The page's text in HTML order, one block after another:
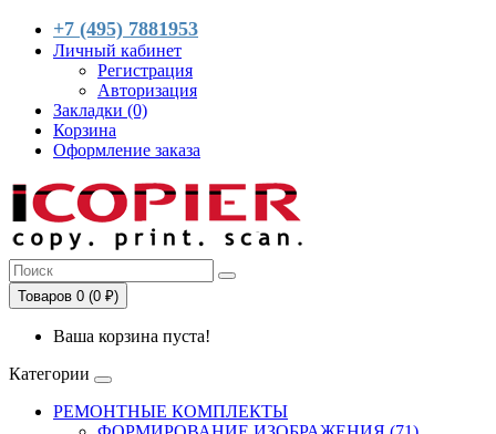
+7 (495) 7881953
Личный кабинет
Регистрация
Авторизация
Закладки (0)
Корзина
Оформление заказа
Товаров 0 (0 ₽)
Ваша корзина пуста!
Категории
РЕМОНТНЫЕ КОМПЛЕКТЫ